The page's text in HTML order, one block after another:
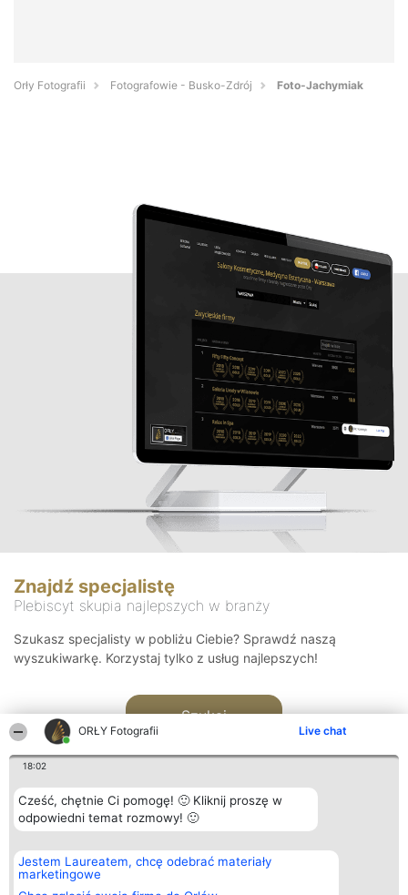
ORŁY Fotografii Live chat
18:02
Cześć, chętnie Ci pomogę! 🙂 Kliknij proszę w
odpowiedni temat rozmowy! 🙂
Jestem Laureatem, chcę odebrać materiały
marketingowe
Orły Fotografii Fotografowie - Busko-Zdrój Foto-Jachymiak
Znajdź specjalistę
Plebiscyt skupia najlepszych w branży
Szukasz specjalisty w pobliżu Ciebie? Sprawdź naszą
wyszukiwarkę. Korzystaj tylko z usług najlepszych!
Szukaj
Organizator plebiscytu
Bright Side Solutions sp. z o.
o. sp. k.
ul. Ruska 22
Plebiscyt
Laureaci
wszystkich
Kontakt
Kontakt